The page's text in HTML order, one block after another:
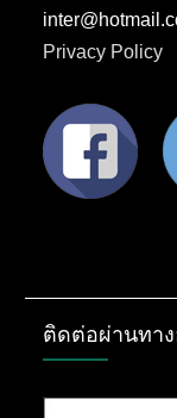
Privacy Policy
ติดต่อผ่านทา